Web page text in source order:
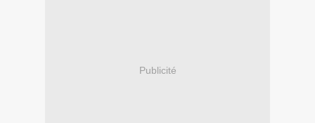
Publicité